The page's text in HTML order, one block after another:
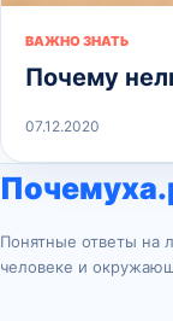
ВАЖНО ЗНАТЬ
Почему
07.12.2020
Понятные ответы на
человеке и